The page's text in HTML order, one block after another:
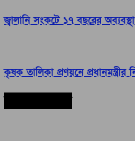
জ্বালানি সংকটে ১৭ বছরের
কৃষক তালিকা প্রণয়নে প্রধানমন্ত্রীর